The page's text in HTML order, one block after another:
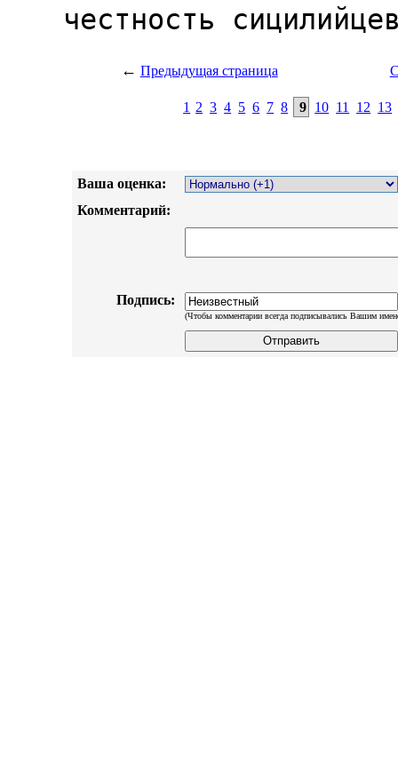
← Предыдущая страница
1 2 3 4 5 6 7 8 9 10 11 12 13
Ваша оценка:
Комментарий:
Подпись:
(Чтобы комментарии всегда подписывались Вашим